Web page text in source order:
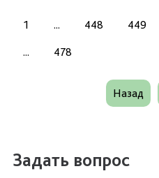
1 ... 448 449
... 478
Назад
Задать вопрос